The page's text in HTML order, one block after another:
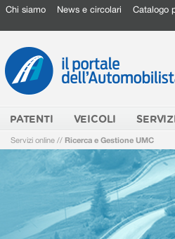
Chi siamo News e circolari Catalogo
PATENTI VEICOLI
Servizi online // Ricerca e Gestione UMC